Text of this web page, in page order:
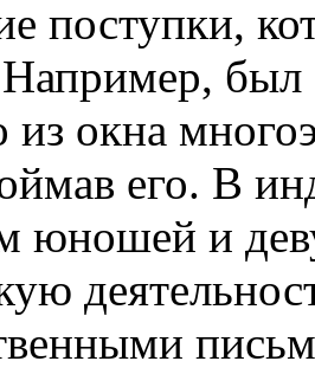
поступки,
был
окна
его. В
юношей и